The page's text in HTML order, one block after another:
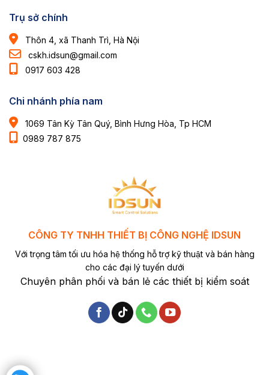
Trụ sở chính
Thôn 4, xã Thanh Trì, Hà Nội
cskh.idsun@gmail.com
0917 603 428
Chi nhánh phía nam
1069 Tân Kỳ Tân Quý, Bình Hưng Hòa, Tp HCM
0989 787 875
CÔNG TY TNHH THIẾT BỊ CÔNG NGHỆ IDSUN
Với trọng tâm tối ưu hóa hệ thống hỗ trợ kỹ thuật và bán hàng
cho các đại lý tuyến dưới
Chuyên phân phối và bán lẻ các thiết bị kiểm soát